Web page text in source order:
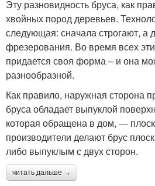
Эту разновидность бруса, как
хвойных пород деревьев.
следующая: сначала строгают, а
фрезерования. Во время всех
придается своя форма – и она
разнообразной.
Как правило, наружная сторона
бруса обладает выпуклой
которая обращена в дом, —
производители делают брус
либо выпуклым с двух сторон.
читать дальше →